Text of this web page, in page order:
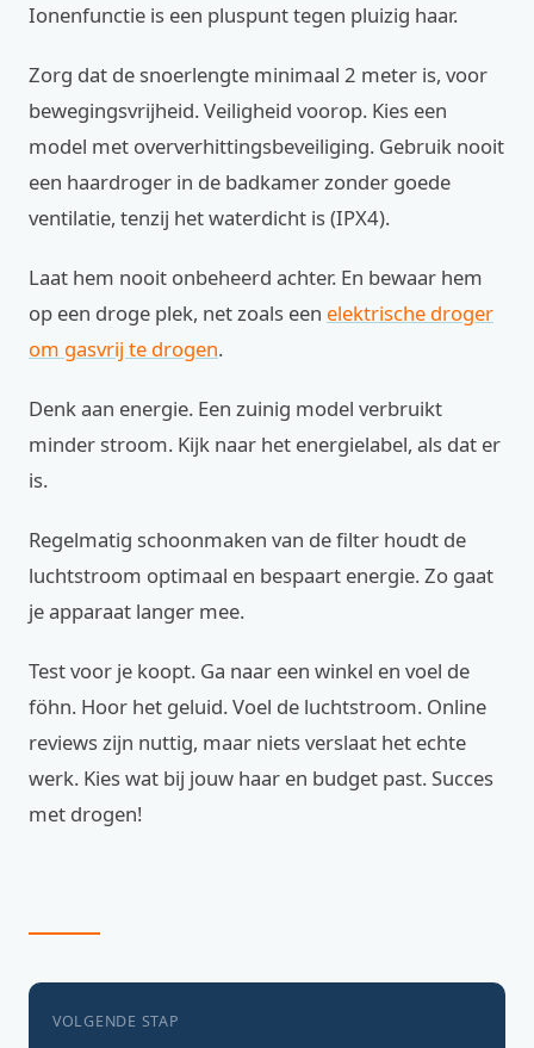
Ionenfunctie is een pluspunt tegen pluizig haar.
Zorg dat de snoerlengte minimaal 2 meter is, voor
bewegingsvrijheid. Veiligheid voorop. Kies een
model met oververhittingsbeveiliging. Gebruik nooit
een haardroger in de badkamer zonder goede
ventilatie, tenzij het waterdicht is (IPX4).
Laat hem nooit onbeheerd achter. En bewaar hem
op een droge plek, net zoals een elektrische droger
om gasvrij te drogen.
Denk aan energie. Een zuinig model verbruikt
minder stroom. Kijk naar het energielabel, als dat er
is.
Regelmatig schoonmaken van de filter houdt de
luchtstroom optimaal en bespaart energie. Zo gaat
je apparaat langer mee.
Test voor je koopt. Ga naar een winkel en voel de
föhn. Hoor het geluid. Voel de luchtstroom. Online
reviews zijn nuttig, maar niets verslaat het echte
werk. Kies wat bij jouw haar en budget past. Succes
met drogen!
VOLGENDE STAP